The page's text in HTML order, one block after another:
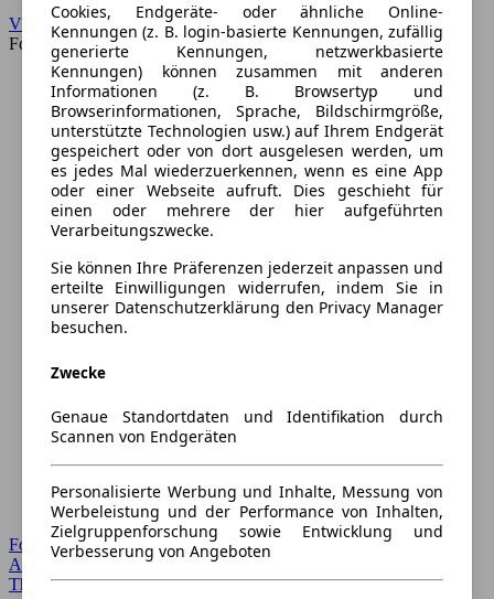
VW
Forum
Forum Startseite
Alle Auto-Foren
Themen-Forum
Cookies, Endgeräte- oder ähnliche Online-
Kennungen (z. B. login-basierte Kennungen, zufällig
generierte Kennungen, netzwerkbasierte
Kennungen) können zusammen mit anderen
Informationen (z. B. Browsertyp und
Browserinformationen, Sprache, Bildschirmgröße,
unterstützte Technologien usw.) auf Ihrem Endgerät
gespeichert oder von dort ausgelesen werden, um
es jedes Mal wiederzuerkennen, wenn es eine App
oder einer Webseite aufruft. Dies geschieht für
einen oder mehrere der hier aufgeführten
Verarbeitungszwecke.
Sie können Ihre Präferenzen jederzeit anpassen und
erteilte Einwilligungen widerrufen, indem Sie in
unserer Datenschutzerklärung den Privacy Manager
besuchen.
Zwecke
Genaue Standortdaten und Identifikation durch
Scannen von Endgeräten
Personalisierte Werbung und Inhalte, Messung von
Werbeleistung und der Performance von Inhalten,
Zielgruppenforschung sowie Entwicklung und
Verbesserung von Angeboten